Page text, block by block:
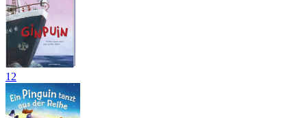
12